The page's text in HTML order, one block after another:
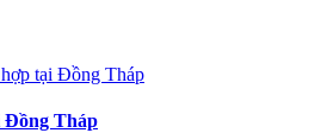
Đồng Tháp